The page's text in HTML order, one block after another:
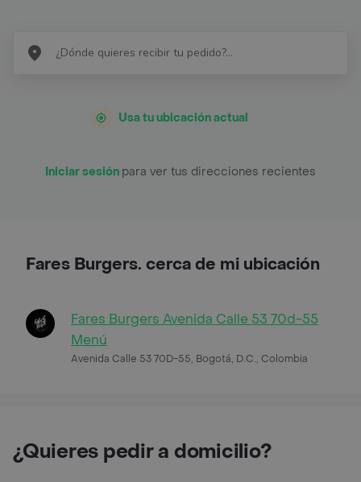
Usa tu ubicación actual
Iniciar sesión para ver tus direcciones recientes
Fares Burgers. cerca de mi ubicación
Fares Burgers Avenida Calle 53 70d-55
Menú
Avenida Calle 53 70D-55, Bogotá, D.C., Colombia
¿Quieres pedir a domicilio?